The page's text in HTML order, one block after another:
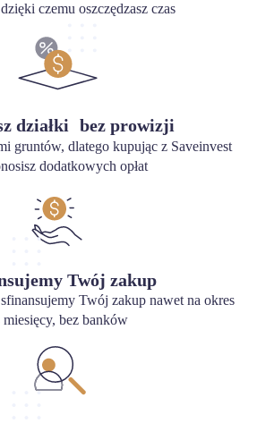
czemu oszczędzasz czas
działki bez prowizji
gruntów, dlatego kupując z Saveinvest
dodatkowych opłat
Twój zakup
Twój zakup nawet na okres
miesięcy, bez banków